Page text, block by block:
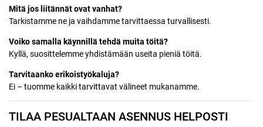
Mitä jos liitännät ovat vanhat?
Tarkistamme ne ja vaihdamme tarvittaessa turvallisesti.
Voiko samalla käynnillä tehdä muita töitä?
Kyllä, suosittelemme yhdistämään useita pieniä töitä.
Tarvitaanko erikoistyökaluja?
Ei – tuomme kaikki tarvittavat välineet mukanamme.
TILAA PESUALTAAN ASENNUS HELPOSTI